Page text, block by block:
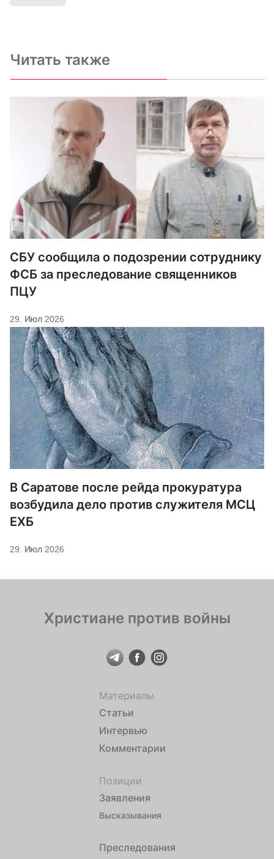
Читать также
СБУ сообщила о подозрении сотруднику
ФСБ за преследование священников
ПЦУ
29. Июл 2026
В Саратове после рейда прокуратура
возбудила дело против служителя МСЦ
ЕХБ
29. Июл 2026
Христиане против войны
Материалы
Статьи
Интервью
Комментарии
Позиции
Заявления
Высказывания
Преследования